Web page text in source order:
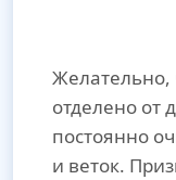
Желательно,
отделено от
постоянно
и веток.